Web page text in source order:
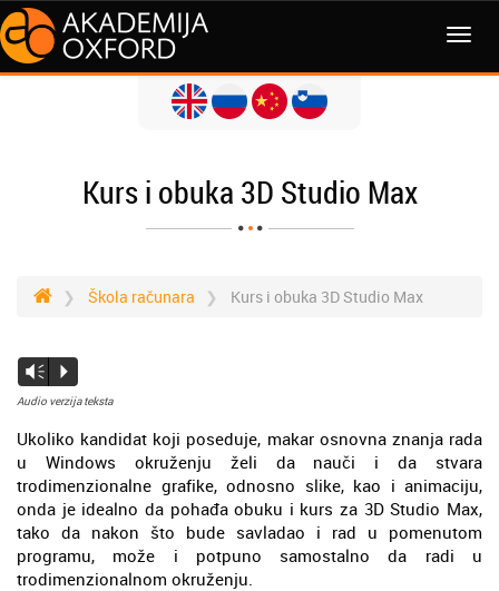
Kurs i obuka 3D Studio Max
Škola računara Kurs i obuka 3D Studio Max
Vm
P
Audio verzija teksta
Ukoliko kandidat koji poseduje, makar osnovna znanja rada
u Windows okruženju želi da nauči i da stvara
trodimenzionalne grafike, odnosno slike, kao i animaciju,
onda je idealno da pohađa obuku i kurs za 3D Studio Max,
tako da nakon što bude savladao i rad u pomenutom
programu, može i potpuno samostalno da radi u
trodimenzionalnom okruženju.